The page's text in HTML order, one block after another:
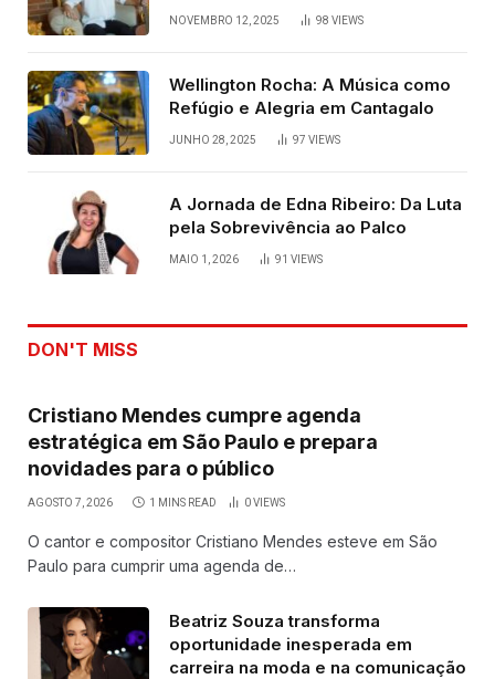
NOVEMBRO 12, 2025 98 VIEWS
Wellington Rocha: A Música como
Refúgio e Alegria em Cantagalo
JUNHO 28, 2025 97 VIEWS
A Jornada de Edna Ribeiro: Da Luta
pela Sobrevivência ao Palco
MAIO 1, 2026 91 VIEWS
DON'T MISS
Cristiano Mendes cumpre agenda
estratégica em São Paulo e prepara
novidades para o público
AGOSTO 7, 2026 1 MINS READ 0VIEWS
O cantor e compositor Cristiano Mendes esteve em São
Paulo para cumprir uma agenda de…
Beatriz Souza transforma
oportunidade inesperada em
carreira na moda e na comunicação